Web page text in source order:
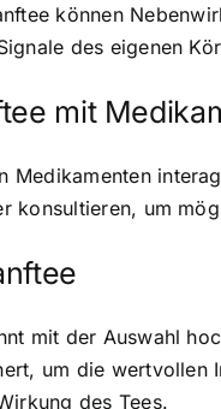
können
des eigenen
mit
Medikamenten
konsultieren, um
mit der Auswahl
um die
des Tees.